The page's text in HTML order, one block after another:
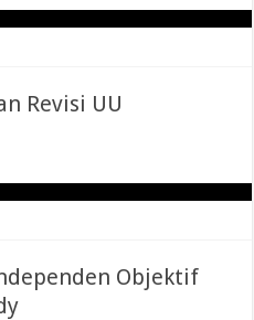
Revisi UU
Objektif